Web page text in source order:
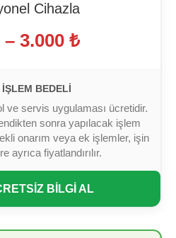
Cihazla
– 3.000 ₺
İŞLEM BEDELI
ve servis uygulaması ücretidir.
sonra yapılacak işlem
onarım veya ek işlemler, işin
ayrıca fiyatlandırılır.
BİLGİ AL